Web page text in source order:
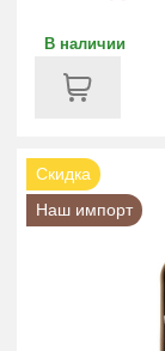
В наличии
Скидка
Наш импорт